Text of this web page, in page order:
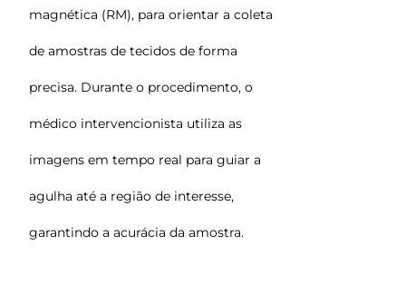
magnética (RM), para orientar a coleta
de amostras de tecidos de forma
precisa. Durante o procedimento, o
médico intervencionista utiliza as
imagens em tempo real para guiar a
agulha até a região de interesse,
garantindo a acurácia da amostra.